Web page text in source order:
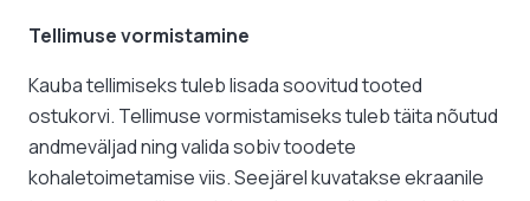
Tellimuse vormistamine
Kauba tellimiseks tuleb lisada soovitud tooted
ostukorvi. Tellimuse vormistamiseks tuleb täita nõutud
andmeväljad ning valida sobiv toodete
kohaletoimetamise viis. Seejärel kuvatakse ekraanile